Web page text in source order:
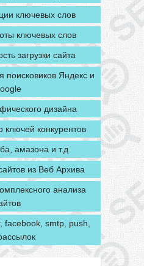
ключевых слов
ключевых слов
загрузки сайта
поисковиков Яндекс и
дизайна
ключей конкурентов
амазона и т.д
из Веб Архива
анализа
facebook, smtp, push,